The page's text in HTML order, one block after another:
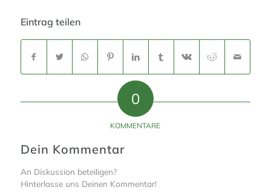
Eintrag teilen
0
KOMMENTARE
Dein Kommentar
An Diskussion beteiligen?
Hinterlasse uns Deinen Kommentar!